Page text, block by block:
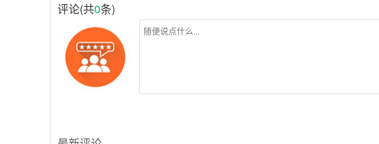
评论(共0条)